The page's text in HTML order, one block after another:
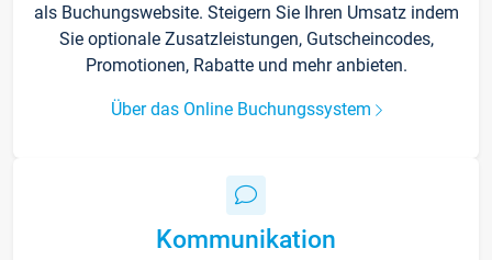
als Buchungswebsite. Steigern Sie Ihren Umsatz indem
Sie optionale Zusatzleistungen, Gutscheincodes,
Promotionen, Rabatte und mehr anbieten.
Über das Online Buchungssystem
Kommunikation